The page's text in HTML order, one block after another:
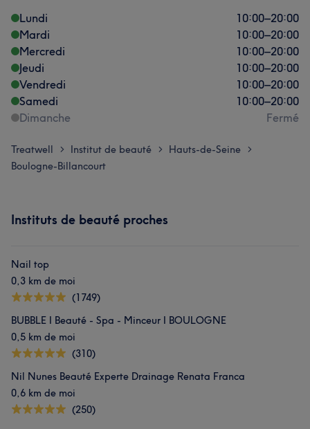
Lundi
10:00–20:00
Mardi
10:00–20:00
Mercredi
10:00–20:00
Jeudi
10:00–20:00
Vendredi
10:00–20:00
Samedi
10:00–20:00
Dimanche
Fermé
Treatwell > Institut de beauté > Hauts-de-Seine >
Boulogne-Billancourt
Instituts de beauté proches
Nail top
0,3 km de moi
(1749)
BUBBLE I Beauté - Spa - Minceur I BOULOGNE
0,5 km de moi
(310)
Nil Nunes Beauté Experte Drainage Renata Franca
0,6 km de moi
(250)